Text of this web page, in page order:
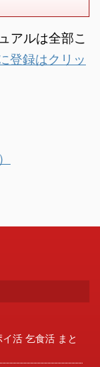
アルは全部こ
登録はクリッ
活 乞食活 まと